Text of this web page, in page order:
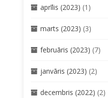
aprīlis (2023) (1)
marts (2023) (3)
februāris (2023) (7)
janvāris (2023) (2)
decembris (2022) (2)